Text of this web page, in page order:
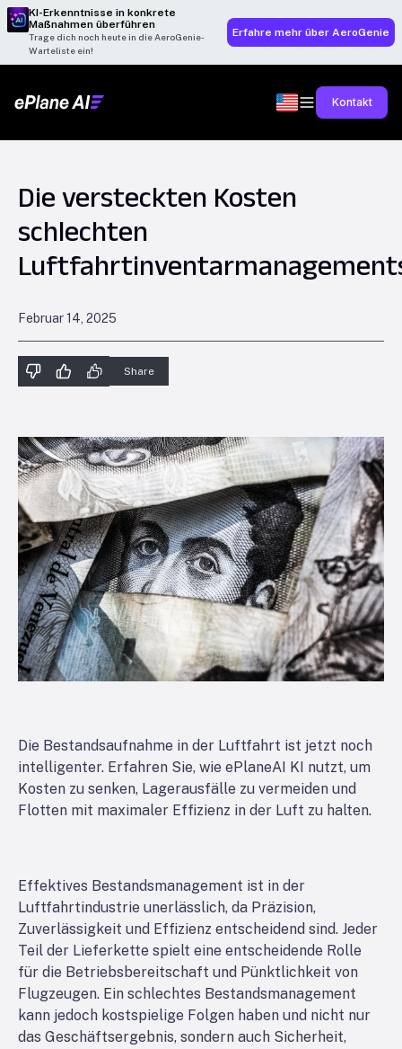
KI-Erkenntnisse in konkrete
Maßnahmen überführen
Trage dich noch heute in die AeroGenie-
Warteliste ein!
Erfahre mehr über AeroGenie
Kontakt
Die versteckten Kosten
schlechten
Februar 14, 2025
Share
Die Bestandsaufnahme in der Luftfahrt ist jetzt noch
intelligenter. Erfahren Sie, wie ePlaneAI KI nutzt, um
Kosten zu senken, Lagerausfälle zu vermeiden und
Flotten mit maximaler Effizienz in der Luft zu halten.
Effektives Bestandsmanagement ist in der
Luftfahrtindustrie unerlässlich, da Präzision,
Zuverlässigkeit und Effizienz entscheidend sind. Jeder
Teil der Lieferkette spielt eine entscheidende Rolle
für die Betriebsbereitschaft und Pünktlichkeit von
Flugzeugen. Ein schlechtes Bestandsmanagement
kann jedoch kostspielige Folgen haben und nicht nur
das Geschäftsergebnis, sondern auch Sicherheit,